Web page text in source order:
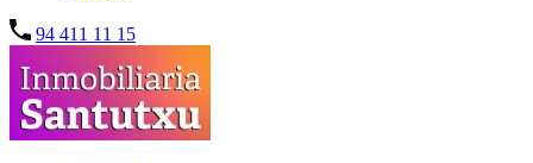
94 411 11 15